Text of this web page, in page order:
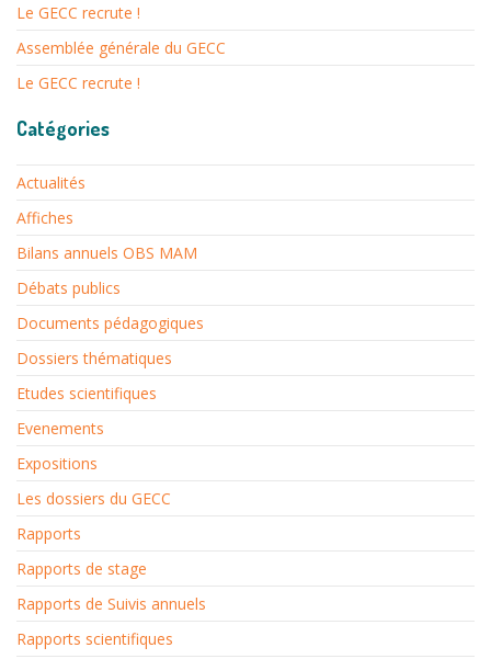
Le GECC recrute !
Assemblée générale du GECC
Le GECC recrute !
Catégories
Actualités
Affiches
Bilans annuels OBS MAM
Débats publics
Documents pédagogiques
Dossiers thématiques
Etudes scientifiques
Evenements
Expositions
Les dossiers du GECC
Rapports
Rapports de stage
Rapports de Suivis annuels
Rapports scientifiques